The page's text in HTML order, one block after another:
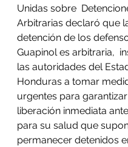
Unidas sobre
Arbitrarias declaró que
detención de los
Guapinol es arbitraria,
las autoridades del
Honduras a tomar
urgentes para
liberación inmediata
para su salud que
permanecer detenidos